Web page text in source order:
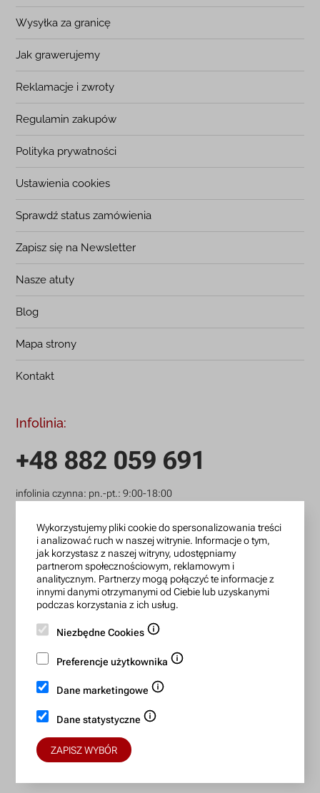
Wysyłka za granicę
Jak grawerujemy
Reklamacje i zwroty
Regulamin zakupów
Polityka prywatności
Ustawienia cookies
Sprawdź status zamówienia
Zapisz się na Newsletter
Nasze atuty
Blog
Mapa strony
Kontakt
Infolinia:
+48 882 059 691
infolinia czynna: pn.-pt.: 9:00-18:00
Pisząc w sprawie swojego zamówienia podaj w tytule
wiadomości numer, który otrzymałeś w potwierdzeniu.
Konto bankowe:
15 1140 2004 0000 3702 7470 6466
BIC/SWIFT: BREXPLPWMBK
Bezpieczne płatności:
Wykorzystujemy pliki cookie do spersonalizowania treści
i analizować ruch w naszej witrynie. Informacje o tym,
jak korzystasz z naszej witryny, udostępniamy
partnerom społecznościowym, reklamowym i
analitycznym. Partnerzy mogą połączyć te informacje z
innymi danymi otrzymanymi od Ciebie lub uzyskanymi
podczas korzystania z ich usług.
Niezbędne Cookies
Preferencje użytkownika
Dane marketingowe
Dane statystyczne
ZAPISZ WYBÓR